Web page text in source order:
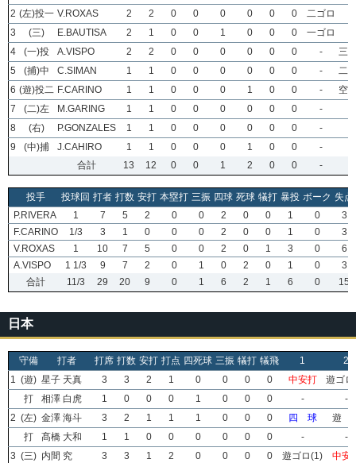
2 (左)投一 V.ROXAS 2 2 0 0 0 0 0 0 二ゴロ
3
(三) E.BAUTISA 2 1 0 0 1 0 0 0 一ゴロ
4
(一)投 A.VISPO 2 2 0 0 0 0 0 0 -
三
5
(捕)中 C.SIMAN 1 1 0 0 0 0 0 0 -
二
6 (遊)投二 F.CARINO 1 1 0 0 0 1 0 0 -
空
7
(二)左 M.GARING 1 1 0 0 0 0 0 0 -
8
(右) P.GONZALES 1 1 0 0 0 0 0 0 -
9
(中)捕 J.CAHIRO 1 1 0 0 0 1 0 0 -
合計
13 12 0 0 1 2 0 0 -
投手 投球回 打者 打数 安打 本塁打 三振 四球 死球 犠打 暴投 ボーク 失点
P.RIVERA
1 7 5 2 0 0 2 0 0 1 0
3
F.CARINO
1/3 3 1 0 0 0 2 0 0 1 0
3
V.ROXAS
1 10 7 5 0 0 2 0 1 3 0
6
A.VISPO
1 1/3 9 7 2 0 1 0 2 0 1 0
3
合計
11/3 29 20 9 0 1 6 2 1 6 0 15
日本
守備 打者 打席 打数 安打 打点 四死球 三振 犠打 犠飛 1
2
1 (遊) 星子 天真 3 3 2 1 0 0 0 0 中安打
遊ゴ
打
相澤 白虎 1 0 0 0 1 0 0 0 -
-
2 (左) 金澤 海斗 3 2 1 1 1 0 0 0 四 球
遊
打
髙橋 大和 1 1 0 0 0 0 0 0 -
-
3 (三) 内間 究 3 3 1 2 0 0 0 0 遊ゴロ(1)
中安